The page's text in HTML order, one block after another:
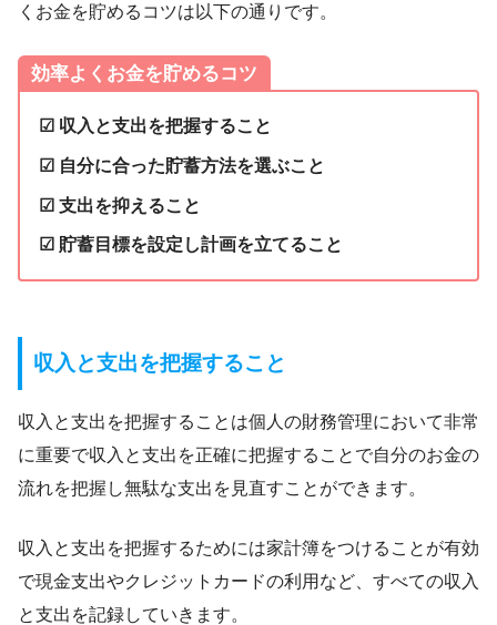
くお金を貯めるコツは以下の通りです。
効率よくお金を貯めるコツ
☑ 収入と支出を把握すること
☑ 自分に合った貯蓄方法を選ぶこと
☑ 支出を抑えること
☑ 貯蓄目標を設定し計画を立てること
収入と支出を把握すること
収入と支出を把握することは個人の財務管理において非常
に重要で収入と支出を正確に把握することで自分のお金の
流れを把握し無駄な支出を見直すことができます。
収入と支出を把握するためには家計簿をつけることが有効
で現金支出やクレジットカードの利用など、すべての収入
と支出を記録していきます。